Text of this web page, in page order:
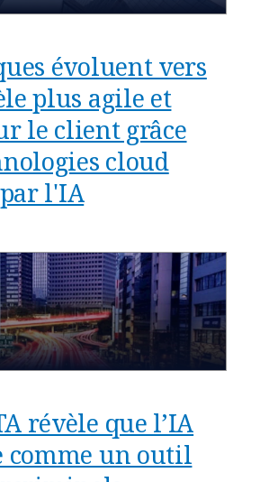
évoluent vers
plus agile et
le client grâce
cloud
l'IA
révèle que l’IA
comme un outil